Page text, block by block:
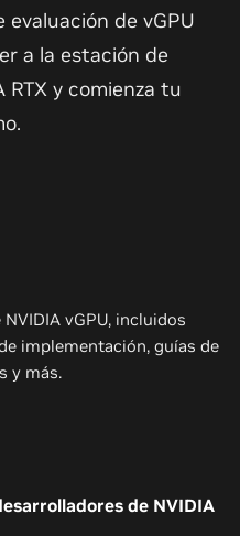
evaluación de vGPU
a la estación de
y comienza tu
vGPU, incluidos
implementación, guías de
y más.
de NVIDIA